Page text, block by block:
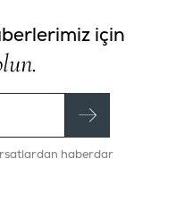
için
haberdar